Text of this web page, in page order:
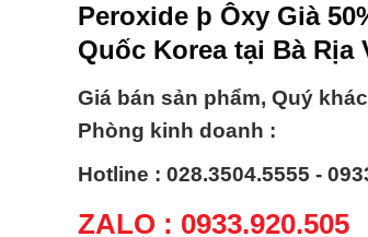
Peroxide þ Ôxy Già
Quốc Korea tại Bà Rịa
Giá bán sản phẩm, Quý
Phòng kinh doanh :
Hotline : 028.3504.5555 -
ZALO : 0933.920.505